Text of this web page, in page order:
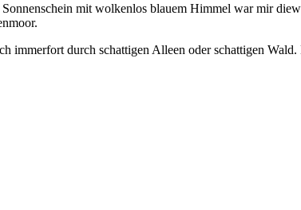
mit wolkenlos blauem Himmel war mir
durch schattigen Alleen oder schattigen Wald.